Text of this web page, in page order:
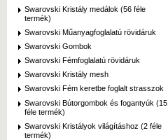
Swarovski Kristály medálok (56 féle
termék)
Swarovski Műanyagfoglalatú rövidáruk
Swarovski Gombok
Swarovski Fémfoglalatú rövidáruk
Swarovski Kristály mesh
Swarovski Fém keretbe foglalt strasszok
Swarovski Bútorgombok és fogantyúk (15
féle termék)
Swarovski Kristályok világításhoz (2 féle
termék)